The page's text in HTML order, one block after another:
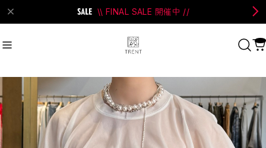
\\ FINAL SALE 開催中 //
#PRANK PROJECT
Recommend おすすめキーワード
#SALE #SAN SAN GEAR
#POOLDE